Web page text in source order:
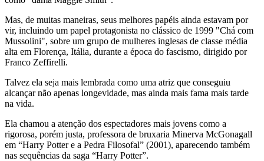
Mas, de muitas maneiras, seus melhores papéis ainda estavam por
vir, incluindo um papel protagonista no clássico de 1999 "Chá com
Mussolini", sobre um grupo de mulheres inglesas de classe média
alta em Florença, Itália, durante a época do fascismo, dirigido por
Franco Zeffirelli.
Talvez ela seja mais lembrada como uma atriz que conseguiu
alcançar não apenas longevidade, mas ainda mais fama mais tarde
na vida.
Ela chamou a atenção dos espectadores mais jovens como a
rigorosa, porém justa, professora de bruxaria Minerva McGonagall
em “Harry Potter e a Pedra Filosofal” (2001), aparecendo também
nas sequências da saga “Harry Potter”.